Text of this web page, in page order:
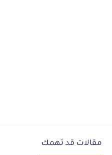
مقالات قد تهمك